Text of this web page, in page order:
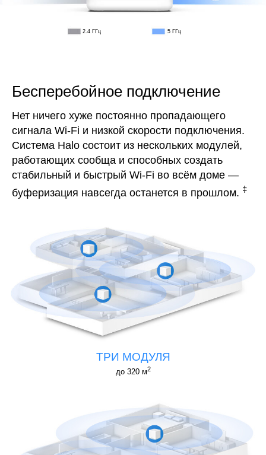
2.4 ГГц 5 ГГц
Бесперебойное подключение
Нет ничего хуже постоянно пропадающего
сигнала Wi‑Fi и низкой скорости подключения.
Система Halo состоит из нескольких модулей,
работающих сообща и способных создать
стабильный и быстрый Wi-Fi во всём доме —
буферизация навсегда останется в прошлом. ‡
ТРИ МОДУЛЯ
до 320 м2